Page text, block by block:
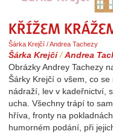
Šárka Krejčí / Andrea Tachezy
Šárka Krejčí/Andrea
Obrázky Andrey Tachezy
Šárky Krejčí o všem, co
nádraží, lev v kadeřnictví,
ucha. Všechny trápí to
hříva, fronty na
humorném podání, při